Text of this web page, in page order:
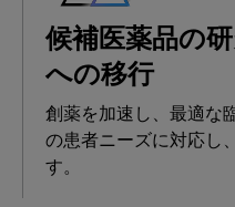
候補医薬品の
への移行
創薬を加速し、最適な
の患者ニーズに対応し
す。